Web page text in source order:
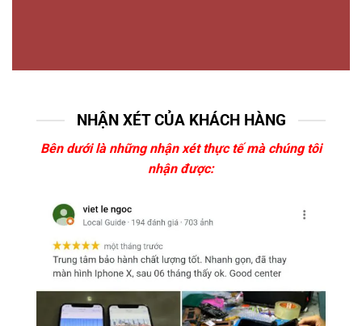
NHẬN XÉT CỦA KHÁCH HÀNG
Bên dưới là những nhận xét thực tế mà chúng tôi
nhận được: